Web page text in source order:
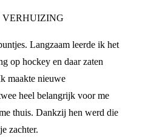
VERHUIZING
Langzaam leerde ik het
op hockey en daar zaten
maakte nieuwe
heel belangrijk voor me
thuis. Dankzij hen werd die
zachter.